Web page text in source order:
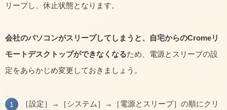
リープし、休止状態となります。
会社のパソコンがスリープしてしまうと、自宅からのCromeリ
モートデスクトップができなくなるため、電源とスリープの設
定をあらかじめ変更しておきましょう。
［設定］→［システム］→［電源とスリープ］の順にクリ